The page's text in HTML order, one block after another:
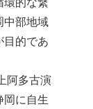
中部地域
目的であ
阿多古演
岡に自生